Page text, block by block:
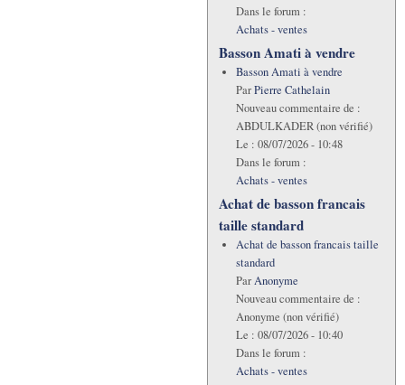
Dans le forum :
Achats - ventes
Basson Amati à vendre
Basson Amati à vendre
ParPierre Cathelain
Nouveau commentaire de :
ABDULKADER (non vérifié)
Le : 08/07/2026 - 10:48
Dans le forum :
Achats - ventes
Achat de basson francais
taille standard
Achat de basson francais taille
standard
ParAnonyme
Nouveau commentaire de :
Anonyme (non vérifié)
Le : 08/07/2026 - 10:40
Dans le forum :
Achats - ventes